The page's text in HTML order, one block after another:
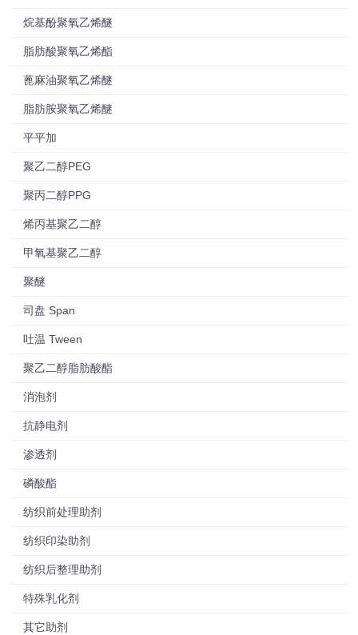
烷基酚聚氧乙烯醚
脂肪酸聚氧乙烯酯
蓖麻油聚氧乙烯醚
脂肪胺聚氧乙烯醚
平平加
聚乙二醇PEG
聚丙二醇PPG
烯丙基聚乙二醇
甲氧基聚乙二醇
聚醚
司盘 Span
吐温 Tween
聚乙二醇脂肪酸酯
消泡剂
抗静电剂
渗透剂
磷酸酯
纺织前处理助剂
纺织印染助剂
纺织后整理助剂
特殊乳化剂
其它助剂